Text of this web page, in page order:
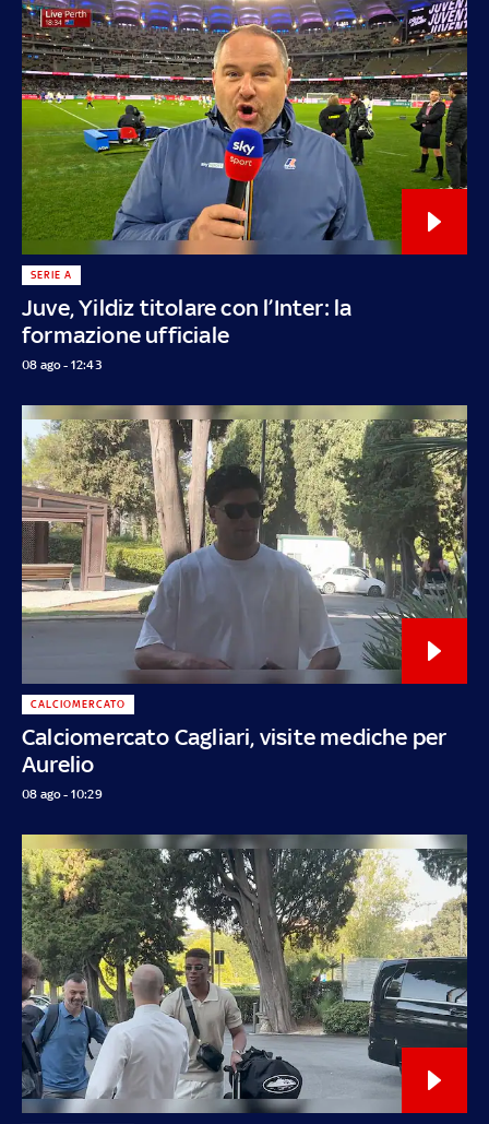
Juve, Yildiz titolare con l’Inter: la
formazione ufficiale
SERIE A
08 ago - 12:43
Calciomercato Cagliari, visite mediche per
Aurelio
CALCIOMERCATO
08 ago - 10:29